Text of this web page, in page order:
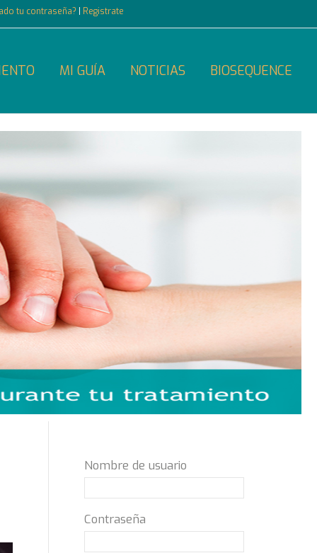
tu contraseña? Registrate
MI GUÍA NOTICIAS BIOSEQUENCE
Nombre de usuario
Contraseña